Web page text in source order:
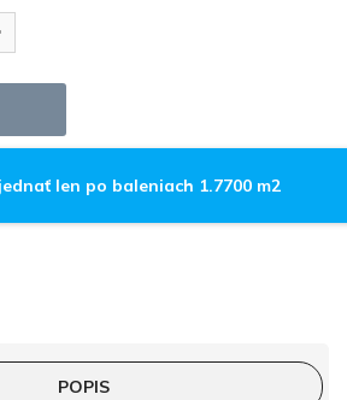
len po baleniach 1.7700 m2
POPIS